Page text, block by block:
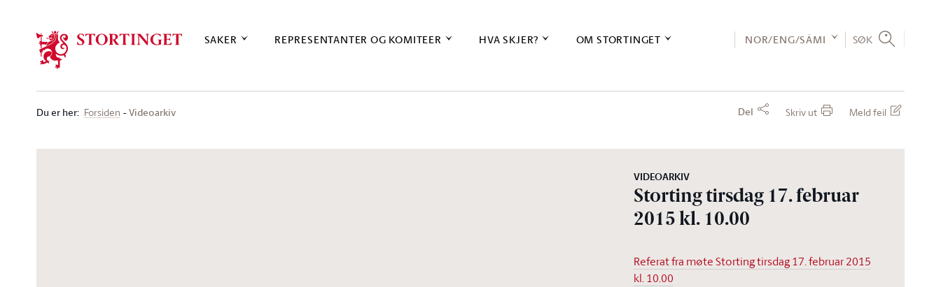
SAKER REPRESENTANTER OG KOMITEER HVA SKJER? OM STORTINGET NOR/ENG/SÁMI SØK
Du er her: Forsiden Videoarkiv Del Skriv ut Meld feil
VIDEOARKIV
Storting tirsdag 17. februar
2015 kl. 10.00
Referat fra møte Storting tirsdag 17. februar 2015
kl. 10.00